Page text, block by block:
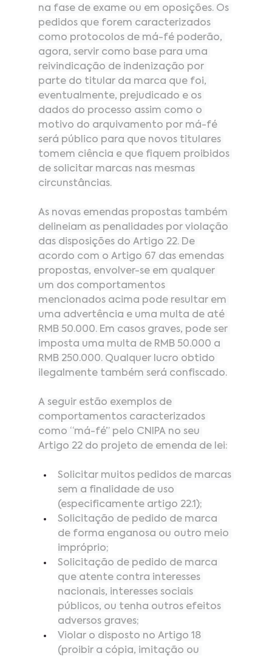
na fase de exame ou em oposições. Os
pedidos que forem caracterizados
como protocolos de má-fé poderão,
agora, servir como base para uma
reivindicação de indenização por
parte do titular da marca que foi,
eventualmente, prejudicado e os
dados do processo assim como o
motivo do arquivamento por má-fé
será público para que novos titulares
tomem ciência e que fiquem proibidos
de solicitar marcas nas mesmas
circunstâncias.
As novas emendas propostas também
delineiam as penalidades por violação
das disposições do Artigo 22. De
acordo com o Artigo 67 das emendas
propostas, envolver-se em qualquer
um dos comportamentos
mencionados acima pode resultar em
uma advertência e uma multa de até
RMB 50.000. Em casos graves, pode ser
imposta uma multa de RMB 50.000 a
RMB 250.000. Qualquer lucro obtido
ilegalmente também será confiscado.
A seguir estão exemplos de
comportamentos caracterizados
como “má-fé” pelo CNIPA no seu
Artigo 22 do projeto de emenda de lei:
Solicitar muitos pedidos de marcas
sem a finalidade de uso
(especificamente artigo 22.1);
Solicitação de pedido de marca
de forma enganosa ou outro meio
impróprio;
Solicitação de pedido de marca
que atente contra interesses
nacionais, interesses sociais
públicos, ou tenha outros efeitos
adversos graves;
Violar o disposto no Artigo 18
(proibir a cópia, imitação ou